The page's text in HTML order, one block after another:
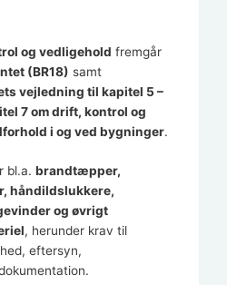
og vedligehold fremgår
(BR18) samt
vejledning til kapitel 5 –
7 om drift, kontrol og
i og ved bygninger.
bl.a. brandtæpper,
håndildslukkere,
og øvrigt
, herunder krav til
eftersyn,